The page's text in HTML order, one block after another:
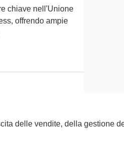
chiave nell'Unione
offrendo ampie
delle vendite, della gestione